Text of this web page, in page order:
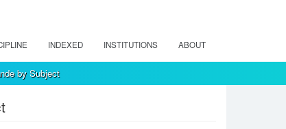
INDEXED INSTITUTIONS ABOUT
by Subject